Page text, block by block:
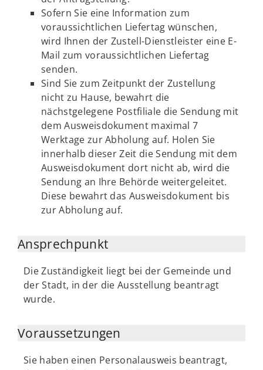
Sofern Sie eine Information zum
voraussichtlichen Liefertag wünschen,
wird Ihnen der Zustell-Dienstleister eine E-
Mail zum voraussichtlichen Liefertag
senden.
Sind Sie zum Zeitpunkt der Zustellung
nicht zu Hause, bewahrt die
nächstgelegene Postfiliale die Sendung mit
dem Ausweisdokument maximal 7
Werktage zur Abholung auf. Holen Sie
innerhalb dieser Zeit die Sendung mit dem
Ausweisdokument dort nicht ab, wird die
Sendung an Ihre Behörde weitergeleitet.
Diese bewahrt das Ausweisdokument bis
zur Abholung auf.
Ansprechpunkt
Die Zuständigkeit liegt bei der Gemeinde und
der Stadt, in der die Ausstellung beantragt
wurde.
Voraussetzungen
Sie haben einen Personalausweis beantragt,